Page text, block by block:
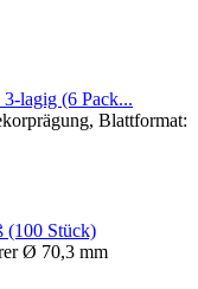
lagig (6 Pack...
Blattformat:
(100 Stück)
Ø 70,3 mm